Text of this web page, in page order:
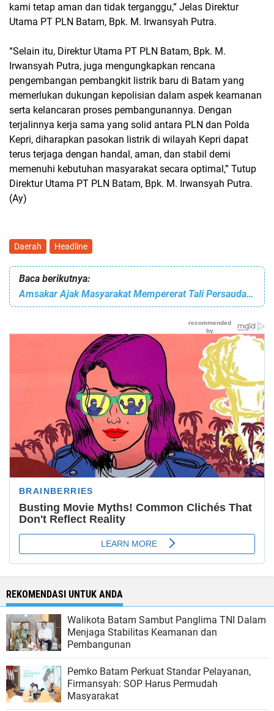
kami tetap aman dan tidak terganggu,” Jelas Direktur
Utama PT PLN Batam, Bpk. M. Irwansyah Putra.
“Selain itu, Direktur Utama PT PLN Batam, Bpk. M.
Irwansyah Putra, juga mengungkapkan rencana
pengembangan pembangkit listrik baru di Batam yang
memerlukan dukungan kepolisian dalam aspek keamanan
serta kelancaran proses pembangunannya. Dengan
terjalinnya kerja sama yang solid antara PLN dan Polda
Kepri, diharapkan pasokan listrik di wilayah Kepri dapat
terus terjaga dengan handal, aman, dan stabil demi
memenuhi kebutuhan masyarakat secara optimal,” Tutup
Direktur Utama PT PLN Batam, Bpk. M. Irwansyah Putra.
(Ay)
Daerah Headline
Baca berikutnya:
Amsakar Ajak Masyarakat Mempererat Tali Persaudaraan Antar Sesama
REKOMENDASI UNTUK ANDA
Walikota Batam Sambut Panglima TNI Dalam
Menjaga Stabilitas Keamanan dan
Pembangunan
Pemko Batam Perkuat Standar Pelayanan,
Firmansyah: SOP Harus Permudah
Masyarakat